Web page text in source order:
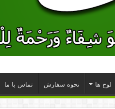
لوح ها نحوه سفارش تماس با ما